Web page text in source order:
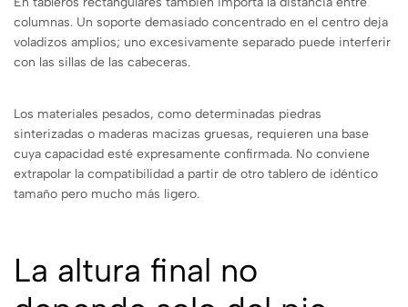
columnas. Un soporte demasiado concentrado en el centro deja
voladizos amplios; uno excesivamente separado puede interferir
con las sillas de las cabeceras.
Los materiales pesados, como determinadas piedras
sinterizadas o maderas macizas gruesas, requieren una base
cuya capacidad esté expresamente confirmada. No conviene
extrapolar la compatibilidad a partir de otro tablero de idéntico
tamaño pero mucho más ligero.
La altura final no